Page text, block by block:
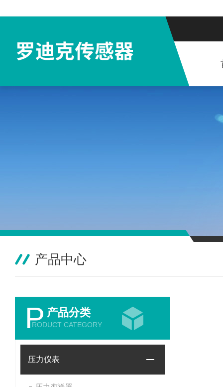
产品中心
P 产品分类
RODUCT CATEGORY
压力仪表